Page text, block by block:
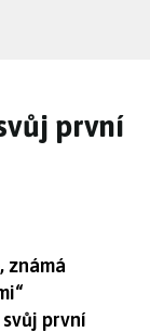
první
známá
první